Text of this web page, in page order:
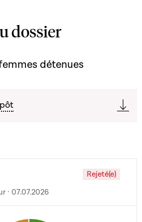
dossier
détenues
Rejeté(e)
· 07.07.2026